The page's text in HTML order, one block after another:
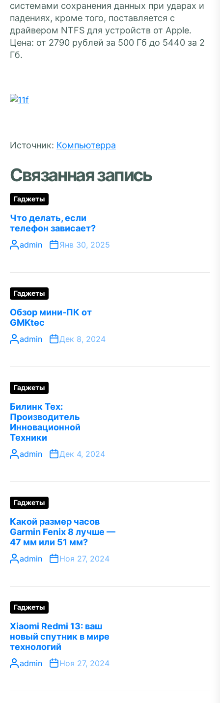
системами сохранения данных при ударах и
падениях, кроме того, поставляется с
драйвером NTFS для устройств от Apple.
Цена: от 2790 рублей за 500 Гб до 5440 за 2
Гб.
Источник: Компьютерра
Связанная запись
Гаджеты
Что делать, если
телефон зависает?
admin Янв 30, 2025
Гаджеты
Обзор мини-ПК от
GMKtec
admin Дек 8, 2024
Гаджеты
Билинк Тех:
Производитель
Инновационной
Техники
admin Дек 4, 2024
Гаджеты
Какой размер часов
Garmin Fenix 8 лучше —
47 мм или 51 мм?
admin Ноя 27, 2024
Гаджеты
Xiaomi Redmi 13: ваш
новый спутник в мире
технологий
admin Ноя 27, 2024